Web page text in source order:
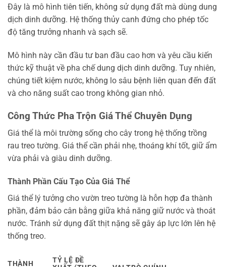
Đây là mô hình tiên tiến, không sử dụng đất mà dùng dung
dịch dinh dưỡng. Hệ thống thủy canh đứng cho phép tốc
độ tăng trưởng nhanh và sạch sẽ.
Mô hình này cần đầu tư ban đầu cao hơn và yêu cầu kiến
thức kỹ thuật về pha chế dung dịch dinh dưỡng. Tuy nhiên,
chúng tiết kiệm nước, không lo sâu bệnh liên quan đến đất
và cho năng suất cao trong không gian nhỏ.
Công Thức Pha Trộn Giá Thể Chuyên Dụng
Giá thể là môi trường sống cho cây trong hệ thống trồng
rau treo tường. Giá thể cần phải nhẹ, thoáng khí tốt, giữ ẩm
vừa phải và giàu dinh dưỡng.
Thành Phần Cấu Tạo Của Giá Thể
Giá thể lý tưởng cho vườn treo tường là hỗn hợp đa thành
phần, đảm bảo cân bằng giữa khả năng giữ nước và thoát
nước. Tránh sử dụng đất thịt nặng sẽ gây áp lực lớn lên hệ
thống treo.
THÀNH
TỶ LỆ ĐỀ